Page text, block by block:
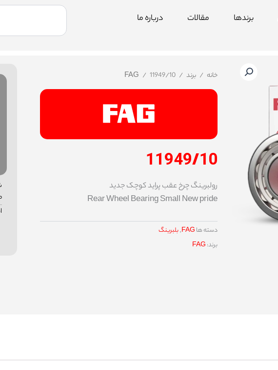
برندها مقالات درباره ما
جستجو
خانه /برند /
FAG / 11949/10
11949/10
رولبرینگ چرخ عقب پراید کوچک جدید
Rear Wheel Bearing Small New pride
دسته هاFAG
,بلبرینگ
برند:FAG